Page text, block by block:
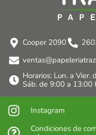
Cooper 2090
Horarios: Lun. a Vier.
Sáb. de 9:00 a 13:00
Instagram
Condiciones de